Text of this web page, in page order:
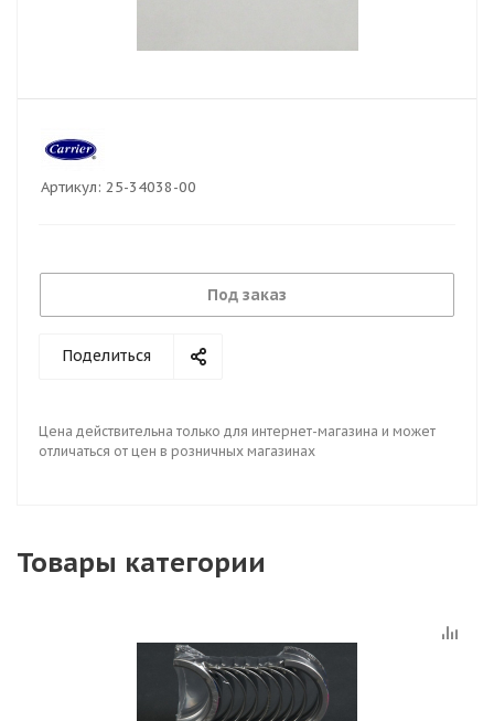
Артикул: 25-34038-00
Под заказ
Поделиться
Цена действительна только для интернет-магазина и может
отличаться от цен в розничных магазинах
Товары категории